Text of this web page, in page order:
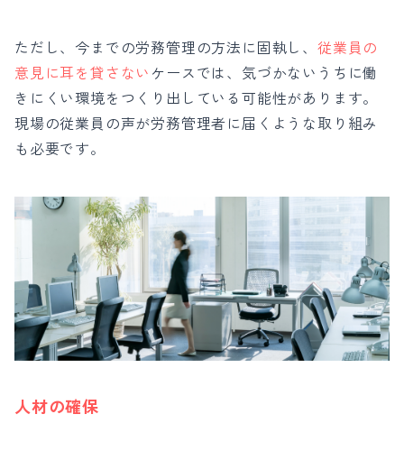
ただし、今までの労務管理の方法に固執し、 従業員の
意見に耳を貸さない ケースでは、気づかないうちに働
きにくい環境をつくり出している可能性があります。
現場の従業員の声が労務管理者に届くような取り組み
も必要です。
人材の確保